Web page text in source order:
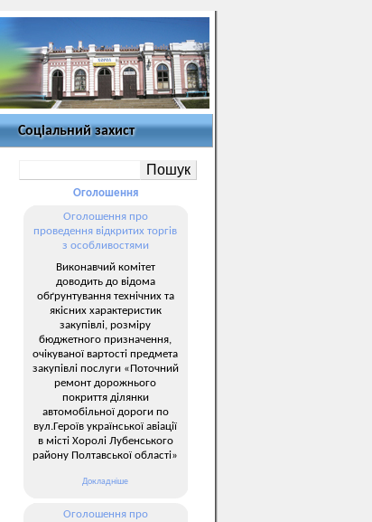
Соціальний захист
Оголошення
Оголошення про
проведення відкритих торгів
з особливостями
Виконавчий комітет
доводить до відома
обґрунтування технічних та
якісних характеристик
закупівлі, розміру
бюджетного призначення,
очікуваної вартості предмета
закупівлі послуги «Поточний
ремонт дорожнього
покриття ділянки
автомобільної дороги по
вул.Героїв української авіації
в місті Хоролі Лубенського
району Полтавської області»
Докладніше
Оголошення про